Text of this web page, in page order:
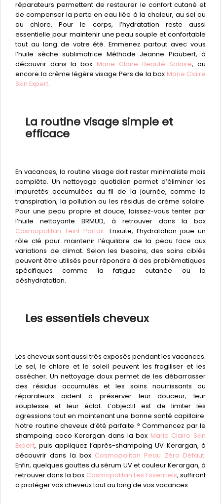
réparateurs permettent de restaurer le confort cutané et
de compenser la perte en eau liée à la chaleur, au sel ou
au chlore. Pour le corps, l’hydratation reste aussi
essentielle pour maintenir une peau souple et confortable
tout au long de votre été. Emmenez partout avec vous
l’huile sèche sublimatrice Méthode Jeanne Piaubert, à
découvrir dans la box Marie Claire Beauté Solaire, ou
encore la crème légère visage Pers de la box Marie Claire
Skin Expert.
La routine visage simple et
efficace
En vacances, la routine visage doit rester minimaliste mais
complète. Un nettoyage quotidien permet d’éliminer les
impuretés accumulées au fil de la journée, comme la
transpiration, la pollution ou les résidus de crème solaire.
Pour une peau propre et douce, laissez-vous tenter par
l’huile nettoyante BRMUD, à retrouver dans la box
Cosmopolitan Teint Parfait. Ensuite, l’hydratation joue un
rôle clé pour maintenir l’équilibre de la peau face aux
variations de climat. Selon les besoins, des soins ciblés
peuvent être utilisés pour répondre à des problématiques
spécifiques comme la fatigue cutanée ou la
déshydratation.
Les essentiels cheveux
Les cheveux sont aussi très exposés pendant les vacances.
Le sel, le chlore et le soleil peuvent les fragiliser et les
assécher. Un nettoyage doux permet de les débarrasser
des résidus accumulés et les soins nourrissants ou
réparateurs aident à préserver leur douceur, leur
souplesse et leur éclat. L’objectif est de limiter les
agressions tout en maintenant une bonne santé capillaire.
Notre routine cheveux d’été parfaite ? Commencez par le
shampoing coco Kerargan dans la box Marie Claire Skin
Expert, puis appliquez l’après-shampoing UV Kerargan, à
découvrir dans la box Cosmopolitan Peau Zéro Défaut.
Enfin, quelques gouttes du sérum UV et couleur Kerargan, à
retrouver dans la box Cosmopolitan Les Essentiels, suffiront
à protéger vos cheveux tout au long de vos vacances.